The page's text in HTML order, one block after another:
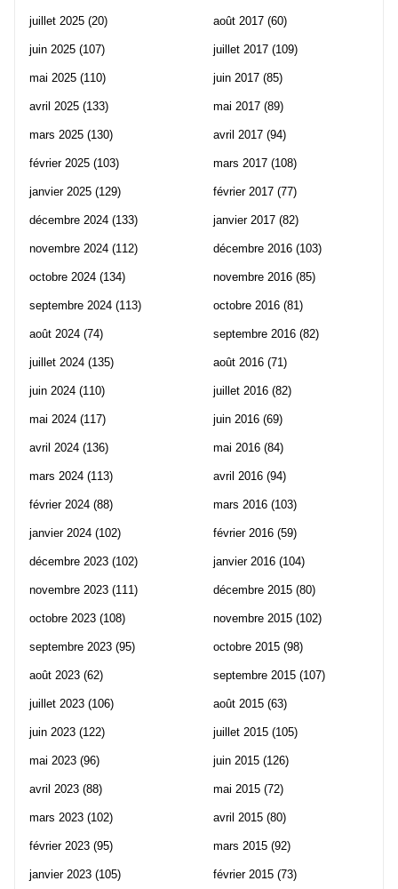
juillet 2025 (20)
juin 2025 (107)
mai 2025 (110)
avril 2025 (133)
mars 2025 (130)
février 2025 (103)
janvier 2025 (129)
décembre 2024 (133)
novembre 2024 (112)
octobre 2024 (134)
septembre 2024 (113)
août 2024 (74)
juillet 2024 (135)
juin 2024 (110)
mai 2024 (117)
avril 2024 (136)
mars 2024 (113)
février 2024 (88)
janvier 2024 (102)
décembre 2023 (102)
novembre 2023 (111)
octobre 2023 (108)
septembre 2023 (95)
août 2023 (62)
juillet 2023 (106)
juin 2023 (122)
mai 2023 (96)
avril 2023 (88)
mars 2023 (102)
février 2023 (95)
janvier 2023 (105)
août 2017 (60)
juillet 2017 (109)
juin 2017 (85)
mai 2017 (89)
avril 2017 (94)
mars 2017 (108)
février 2017 (77)
janvier 2017 (82)
décembre 2016 (103)
novembre 2016 (85)
octobre 2016 (81)
septembre 2016 (82)
août 2016 (71)
juillet 2016 (82)
juin 2016 (69)
mai 2016 (84)
avril 2016 (94)
mars 2016 (103)
février 2016 (59)
janvier 2016 (104)
décembre 2015 (80)
novembre 2015 (102)
octobre 2015 (98)
septembre 2015 (107)
août 2015 (63)
juillet 2015 (105)
juin 2015 (126)
mai 2015 (72)
avril 2015 (80)
mars 2015 (92)
février 2015 (73)